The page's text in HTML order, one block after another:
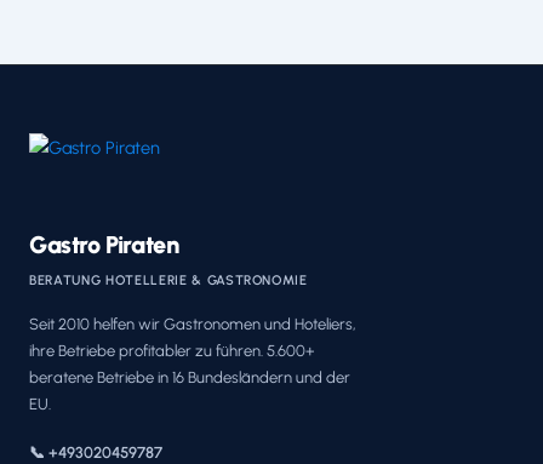
Gastro Piraten
BERATUNG HOTELLERIE & GASTRONOMIE
Seit 2010 helfen wir Gastronomen und Hoteliers,
ihre Betriebe profitabler zu führen. 5.600+
beratene Betriebe in 16 Bundesländern und der
EU.
📞 +493020459787